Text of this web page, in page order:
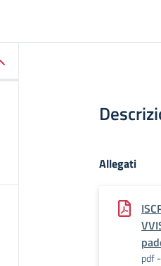
Allegati
pdf